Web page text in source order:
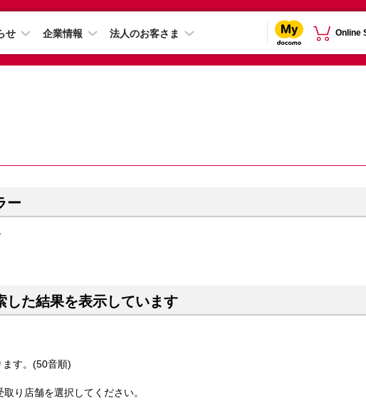
せ 企業情報 法人のお客さま Online
ー
した結果を表示しています
す。(50音順)
り店舗を選択してください。